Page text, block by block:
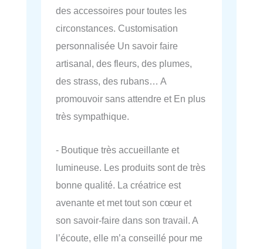
des accessoires pour toutes les
circonstances. Customisation
personnalisée Un savoir faire
artisanal, des fleurs, des plumes,
des strass, des rubans… A
promouvoir sans attendre et En plus
très sympathique.
- Boutique très accueillante et
lumineuse. Les produits sont de très
bonne qualité. La créatrice est
avenante et met tout son cœur et
son savoir-faire dans son travail. A
l’écoute, elle m’a conseillé pour me